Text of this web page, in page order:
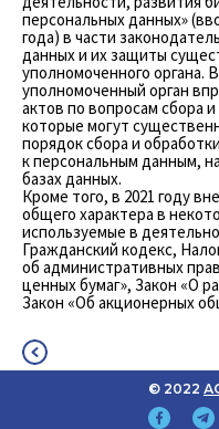
персональных данных»
года) в части
данных и их защиты
уполномоченного органа.
уполномоченный орган
актов по вопросам сбора
которые могут
порядок сбора и
к персональным данным,
базах данных.
Кроме того, в 2021 году
общего характера в
используемые в
Гражданский кодекс,
об административных
ценных бумаг», Закон «О
Закон «Об акционерных
© 2022